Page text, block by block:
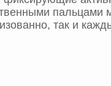
пальцами
так и